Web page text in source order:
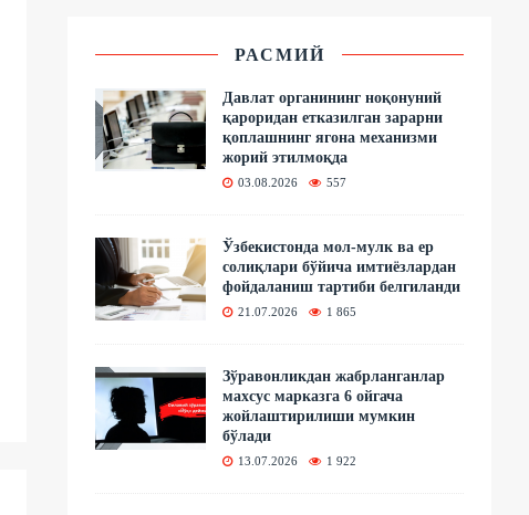
РАСМИЙ
Давлат органининг ноқонуний
қароридан етказилган зарарни
қоплашнинг ягона механизми
жорий этилмоқда
03.08.2026 557
Ўзбекистонда мол-мулк ва ер
солиқлари бўйича имтиёзлардан
фойдаланиш тартиби белгиланди
21.07.2026 1 865
Зўравонликдан жабрланганлар
махсус марказга 6 ойгача
жойлаштирилиши мумкин
бўлади
13.07.2026 1 922